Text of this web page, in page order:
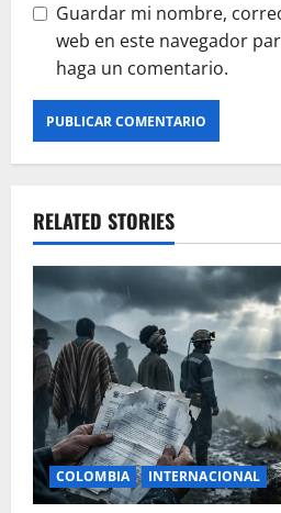
Guardar mi nombre,
web en este navegador
haga un comentario.
RELATED STORIES
COLOMBIA INTERNACIONAL